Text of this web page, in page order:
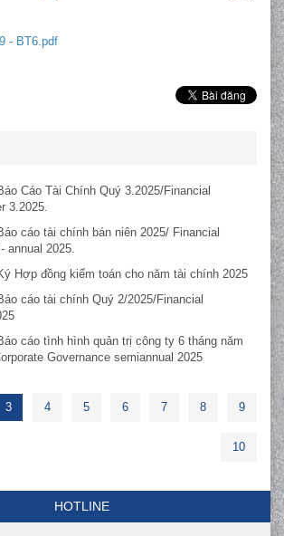
- BT6.pdf
Cáo Tài Chính Quý 3.2025/Financial
3.2025.
cáo tài chính bán niên 2025/ Financial
annual 2025.
Hợp đồng kiểm toán cho năm tài chính 2025
cáo tài chính Quý 2/2025/Financial
cáo tình hình quản trị công ty 6 tháng năm
Governance semiannual 2025
3 4 5 6 7 8 9
10
HOTLINE